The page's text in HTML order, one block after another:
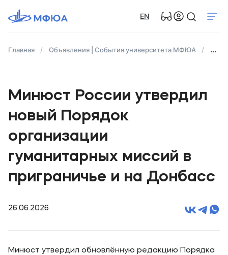
EN
Главная Объявления | События университета МФЮА
Минюст России утвердил
новый Порядок
организации
гуманитарных миссий в
приграничье и на Донбасс
26.06.2026
Минюст утвердил обновлённую редакцию Порядка